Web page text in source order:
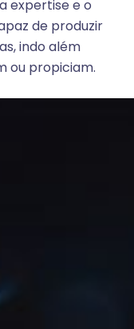
expertise e o
de produzir
indo além
ou propiciam.